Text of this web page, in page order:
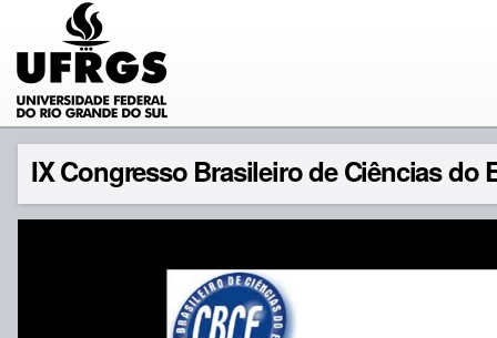
IX Congresso Brasileiro de Ciências do